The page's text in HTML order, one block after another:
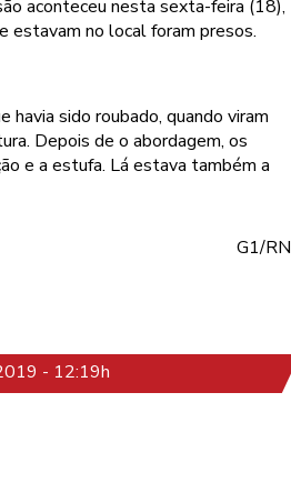
aconteceu nesta sexta-feira (18),
estavam no local foram presos.
havia sido roubado, quando viram
Depois de o abordagem, os
e a estufa. Lá estava também a
G1/RN
- 12:19h